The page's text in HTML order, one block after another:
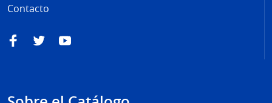
Contacto
FacebookTwitterYouTube